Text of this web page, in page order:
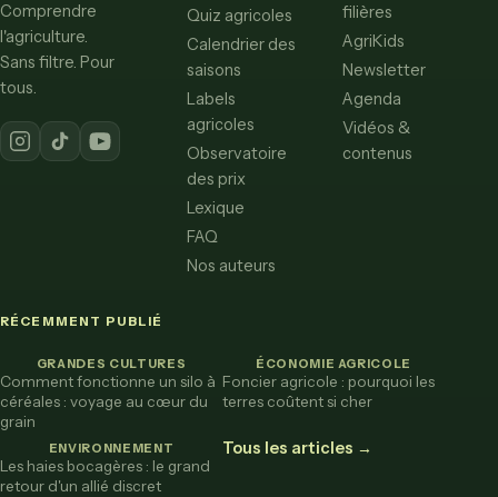
Comprendre
l'agriculture.
Sans filtre. Pour
tous.
Quiz agricoles
Calendrier des
saisons
Labels
agricoles
Observatoire
des prix
Lexique
FAQ
Nos auteurs
filières
AgriKids
Newsletter
Agenda
Vidéos &
contenus
RÉCEMMENT PUBLIÉ
GRANDES CULTURES
Comment fonctionne un silo à
céréales : voyage au cœur du
grain
ÉCONOMIE AGRICOLE
Foncier agricole : pourquoi les
terres coûtent si cher
ENVIRONNEMENT
Les haies bocagères : le grand
retour d'un allié discret
Tous les articles →